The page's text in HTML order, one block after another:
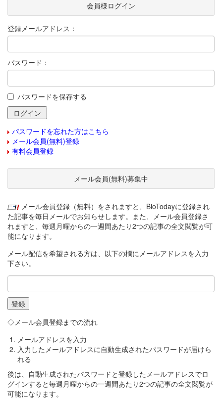
会員様ログイン
登録メールアドレス：
パスワード：
パスワードを保存する
パスワードを忘れた方はこちら
メール会員(無料)登録
有料会員登録
メール会員(無料)募集中
メール会員登録（無料）をされますと、BioTodayに登録され
た記事を毎日メールでお知らせします。また、メール会員登録さ
れますと、毎週月曜からの一週間あたり2つの記事の全文閲覧が可
能になります。
メール配信を希望される方は、以下の欄にメールアドレスを入力
下さい。
◇メール会員登録までの流れ
メールアドレスを入力
入力したメールアドレスに自動生成されたパスワードが届けら
れる
後は、自動生成されたパスワードと登録したメールアドレスでロ
グインすると毎週月曜からの一週間あたり2つの記事の全文閲覧が
可能になります。